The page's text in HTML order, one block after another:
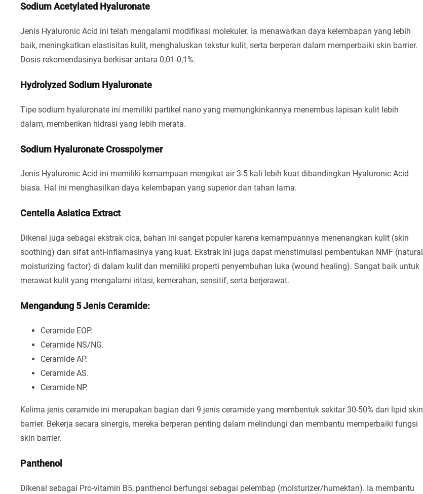
Sodium Acetylated Hyaluronate
Jenis Hyaluronic Acid ini telah mengalami modifikasi molekuler. Ia menawarkan daya kelembapan yang lebih
baik, meningkatkan elastisitas kulit, menghaluskan tekstur kulit, serta berperan dalam memperbaiki skin barrier.
Dosis rekomendasinya berkisar antara 0,01-0,1%.
Hydrolyzed Sodium Hyaluronate
Tipe sodium hyaluronate ini memiliki partikel nano yang memungkinkannya menembus lapisan kulit lebih
dalam, memberikan hidrasi yang lebih merata.
Sodium Hyaluronate Crosspolymer
Jenis Hyaluronic Acid ini memiliki kemampuan mengikat air 3-5 kali lebih kuat dibandingkan Hyaluronic Acid
biasa. Hal ini menghasilkan daya kelembapan yang superior dan tahan lama.
Centella Asiatica Extract
Dikenal juga sebagai ekstrak cica, bahan ini sangat populer karena kemampuannya menenangkan kulit (skin
soothing) dan sifat anti-inflamasinya yang kuat. Ekstrak ini juga dapat menstimulasi pembentukan NMF (natural
moisturizing factor) di dalam kulit dan memiliki properti penyembuhan luka (wound healing). Sangat baik untuk
merawat kulit yang mengalami iritasi, kemerahan, sensitif, serta berjerawat.
Mengandung 5 Jenis Ceramide:
Ceramide EOP.
Ceramide NS/NG.
Ceramide AP.
Ceramide AS.
Ceramide NP.
Kelima jenis ceramide ini merupakan bagian dari 9 jenis ceramide yang membentuk sekitar 30-50% dari lipid skin
barrier. Bekerja secara sinergis, mereka berperan penting dalam melindungi dan membantu memperbaiki fungsi
skin barrier.
Panthenol
Dikenal sebagai Pro-vitamin B5, panthenol berfungsi sebagai pelembap (moisturizer/humektan). Ia membantu